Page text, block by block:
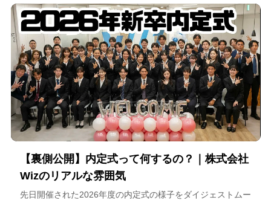
【裏側公開】内定式って何するの？｜株式会社
Wizのリアルな雰囲気
先日開催された2026年度の内定式の様子をダイジェストムー